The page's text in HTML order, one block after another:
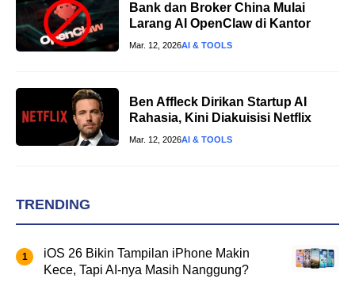
Bank dan Broker China Mulai
Larang AI OpenClaw di Kantor
Mar. 12, 2026AI & TOOLS
Ben Affleck Dirikan Startup AI
Rahasia, Kini Diakuisisi Netflix
Mar. 12, 2026AI & TOOLS
TRENDING
iOS 26 Bikin Tampilan iPhone Makin
Kece, Tapi AI-nya Masih Nanggung?